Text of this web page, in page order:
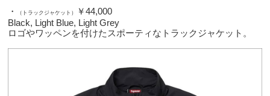
・ （トラックジャケット）
￥44,000
Black, Light Blue, Light Grey
ロゴやワッペンを付けたスポーティなトラックジャケット。